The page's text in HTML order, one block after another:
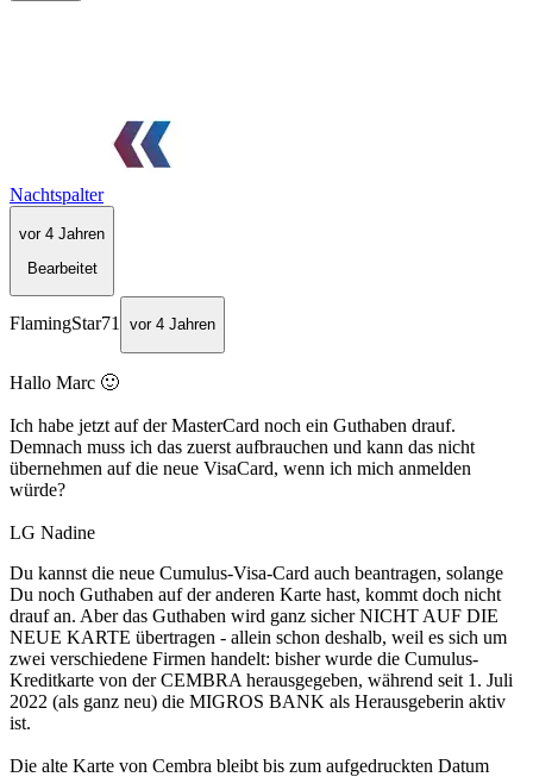
Nachtspalter
vor 4 Jahren
Bearbeitet
FlamingStar71 vor 4 Jahren
Hallo Marc 🙂
Ich habe jetzt auf der MasterCard noch ein Guthaben drauf.
Demnach muss ich das zuerst aufbrauchen und kann das nicht
übernehmen auf die neue VisaCard, wenn ich mich anmelden
würde?
LG Nadine
Du kannst die neue Cumulus-Visa-Card auch beantragen, solange
Du noch Guthaben auf der anderen Karte hast, kommt doch nicht
drauf an. Aber das Guthaben wird ganz sicher NICHT AUF DIE
NEUE KARTE übertragen - allein schon deshalb, weil es sich um
zwei verschiedene Firmen handelt: bisher wurde die Cumulus-
Kreditkarte von der CEMBRA herausgegeben, während seit 1. Juli
2022 (als ganz neu) die MIGROS BANK als Herausgeberin aktiv
ist.
Die alte Karte von Cembra bleibt bis zum aufgedruckten Datum